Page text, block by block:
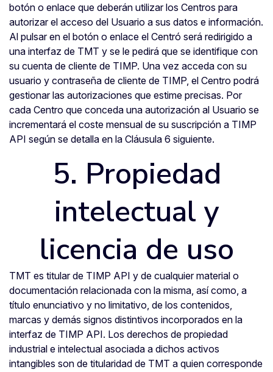
botón o enlace que deberán utilizar los Centros para
autorizar el acceso del Usuario a sus datos e información.
Al pulsar en el botón o enlace el Centró será redirigido a
una interfaz de TMT y se le pedirá que se identifique con
su cuenta de cliente de TIMP. Una vez acceda con su
usuario y contraseña de cliente de TIMP, el Centro podrá
gestionar las autorizaciones que estime precisas. Por
cada Centro que conceda una autorización al Usuario se
incrementará el coste mensual de su suscripción a TIMP
API según se detalla en la Cláusula 6 siguiente.
5. Propiedad
intelectual y
licencia de uso
TMT es titular de TIMP API y de cualquier material o
documentación relacionada con la misma, así como, a
título enunciativo y no limitativo, de los contenidos,
marcas y demás signos distintivos incorporados en la
interfaz de TIMP API. Los derechos de propiedad
industrial e intelectual asociada a dichos activos
intangibles son de titularidad de TMT a quien corresponde